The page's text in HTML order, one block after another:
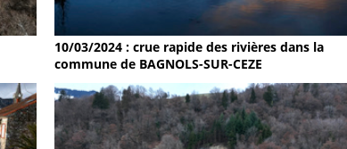
10/03/2024 : crue rapide des rivières dans la
commune de BAGNOLS-SUR-CEZE